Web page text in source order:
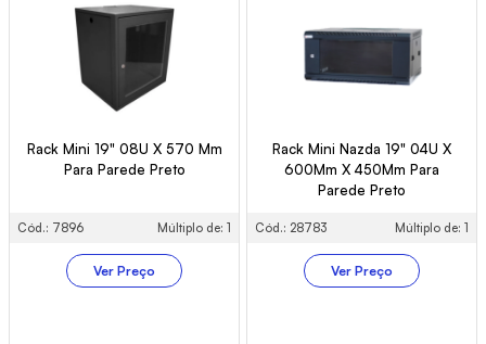
Rack Mini 19" 08U X 570 Mm
Para Parede Preto
Cód.: 7896 Múltiplo de: 1
Ver Preço
Rack Mini Nazda 19" 04U X
600Mm X 450Mm Para
Parede Preto
Cód.: 28783 Múltiplo de: 1
Ver Preço